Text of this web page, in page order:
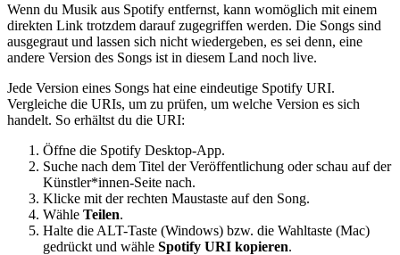
Wenn du Musik aus Spotify entfernst, kann womöglich mit einem
direkten Link trotzdem darauf zugegriffen werden. Die Songs sind
ausgegraut und lassen sich nicht wiedergeben, es sei denn, eine
andere Version des Songs ist in diesem Land noch live.
Jede Version eines Songs hat eine eindeutige Spotify URI.
Vergleiche die URIs, um zu prüfen, um welche Version es sich
handelt. So erhältst du die URI:
Öffne die Spotify Desktop-App.
Suche nach dem Titel der Veröffentlichung oder schau auf der
Künstler*innen-Seite nach.
Klicke mit der rechten Maustaste auf den Song.
Wähle Teilen.
Halte die ALT-Taste (Windows) bzw. die Wahltaste (Mac)
gedrückt und wähle Spotify URI kopieren.